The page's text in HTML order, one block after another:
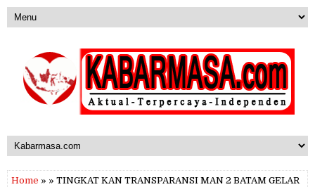
Home » » TINGKAT KAN TRANSPARANSI MAN 2 BATAM GELAR